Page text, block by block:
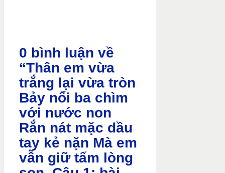
0 bình luận về
“Thân em vừa
trắng lại vừa tròn
Bảy nổi ba chìm
với nước non
Rắn nát mặc dầu
tay kẻ nặn Mà em
vẫn giữ tấm lòng